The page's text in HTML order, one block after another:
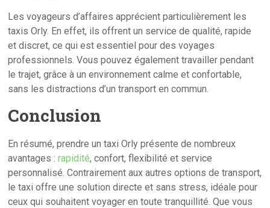
Les voyageurs d’affaires apprécient particulièrement les
taxis Orly. En effet, ils offrent un service de qualité, rapide
et discret, ce qui est essentiel pour des voyages
professionnels. Vous pouvez également travailler pendant
le trajet, grâce à un environnement calme et confortable,
sans les distractions d’un transport en commun.
Conclusion
En résumé, prendre un taxi Orly présente de nombreux
avantages : rapidité, confort, flexibilité et service
personnalisé. Contrairement aux autres options de transport,
le taxi offre une solution directe et sans stress, idéale pour
ceux qui souhaitent voyager en toute tranquillité. Que vous